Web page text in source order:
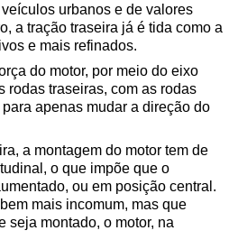
urbanos e de valores
a tração traseira já é tida como a
e mais refinados.
do motor, por meio do eixo
rodas traseiras, com as rodas
apenas mudar a direção do
a montagem do motor tem de
o que impõe que o
ou em posição central.
mais incomum, mas que
seja montado, o motor, na